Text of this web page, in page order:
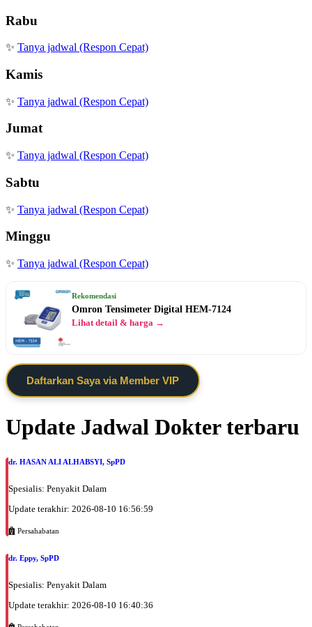
Rabu
✨ Tanya jadwal (Respon Cepat)
Kamis
✨ Tanya jadwal (Respon Cepat)
Jumat
✨ Tanya jadwal (Respon Cepat)
Sabtu
✨ Tanya jadwal (Respon Cepat)
Minggu
✨ Tanya jadwal (Respon Cepat)
Rekomendasi
Omron Tensimeter Digital HEM-7124
Lihat detail & harga →
Daftarkan Saya via Member VIP
Update Jadwal Dokter terbaru
dr. HASAN ALI ALHABSYI, SpPD
Spesialis: Penyakit Dalam
Update terakhir: 2026-08-10 16:56:59
Persahabatan
dr. Eppy, SpPD
Spesialis: Penyakit Dalam
Update terakhir: 2026-08-10 16:40:36